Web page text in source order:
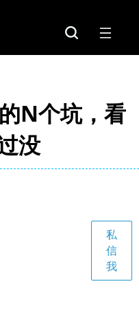
N个坑，看
没
私
信
我